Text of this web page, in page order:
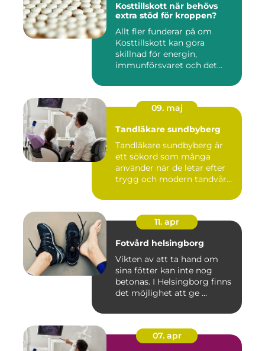
Kosttillskott när behövs
extra stöd för kroppen?
Allt fler funderar på om
Kosttillskott kan göra
skillnad för energin,
immunförsvaret och det
09. maj
Tandläkare sundbyberg
Tandläkare sundbyberg är
ett sökord som många
använder när de letar efter
trygg och modern tandvård
11. apr
Fotvård helsingborg
Vikten av att ta hand om
sina fötter kan inte nog
betonas. I Helsingborg finns
det möjlighet att ge ...
07. apr